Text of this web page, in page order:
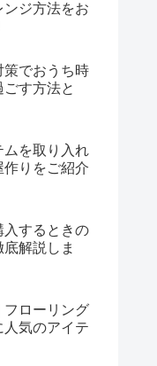
ンジ方法をお
策でおうち時
す方法と
ムを取り入れ
作りをご紹介
入するときの
解説しま
フローリング
気のアイテ